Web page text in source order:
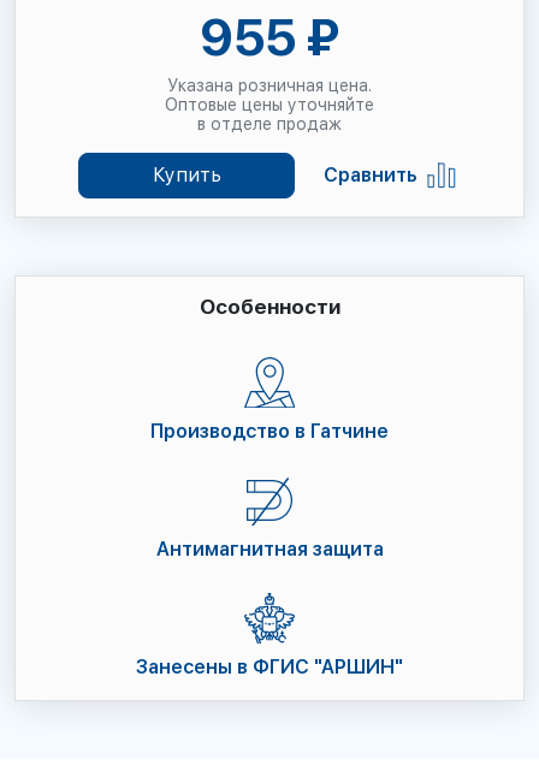
955 ₽
Указана розничная цена.
Оптовые цены уточняйте
в отделе продаж
Купить Сравнить
Особенности
Производство в Гатчине
Антимагнитная защита
Занесены в ФГИС "АРШИН"